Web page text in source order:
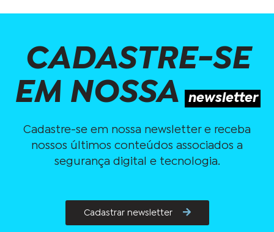
CADASTRE-SE
EM NOSSA newsletter
Cadastre-se em nossa newsletter e receba
nossos últimos conteúdos associados a
segurança digital e tecnologia.
Cadastrar newsletter